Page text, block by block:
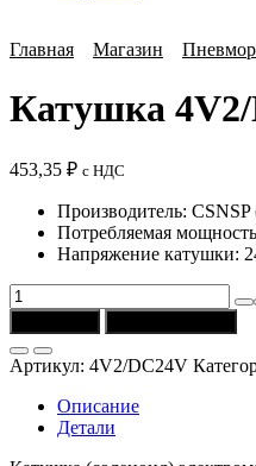
Главная Магазин
Катушка 4V2/
453,35 ₽ с НДС
Производитель:
Потребляемая
Напряжение катушки:
Количество
товара
Катушка
4V2/DC24V
(CSNSP)
Артикул: 4V2/DC24V
Описание
Детали